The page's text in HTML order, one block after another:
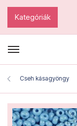
Kategóriák
Cseh kásagyöngy